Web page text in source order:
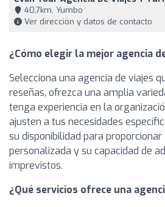
40,7km, Yumbo
Ver dirección y datos de contacto
¿Cómo elegir la mejor agencia
Selecciona una agencia de viajes
reseñas, ofrezca una amplia
tenga experiencia en la
ajusten a tus necesidades
su disponibilidad para proporcionar
personalizada y su capacidad de
imprevistos.
¿Qué servicios ofrece una